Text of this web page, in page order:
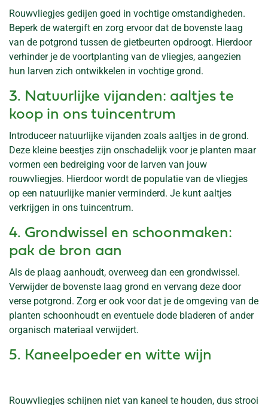
Rouwvliegjes gedijen goed in vochtige omstandigheden.
Beperk de watergift en zorg ervoor dat de bovenste laag
van de potgrond tussen de gietbeurten opdroogt. Hierdoor
verhinder je de voortplanting van de vliegjes, aangezien
hun larven zich ontwikkelen in vochtige grond.
3. Natuurlijke vijanden: aaltjes te
koop in ons tuincentrum
Introduceer natuurlijke vijanden zoals aaltjes in de grond.
Deze kleine beestjes zijn onschadelijk voor je planten maar
vormen een bedreiging voor de larven van jouw
rouwvliegjes. Hierdoor wordt de populatie van de vliegjes
op een natuurlijke manier verminderd. Je kunt aaltjes
verkrijgen in ons tuincentrum.
4. Grondwissel en schoonmaken:
pak de bron aan
Als de plaag aanhoudt, overweeg dan een grondwissel.
Verwijder de bovenste laag grond en vervang deze door
verse potgrond. Zorg er ook voor dat je de omgeving van de
planten schoonhoudt en eventuele dode bladeren of ander
organisch materiaal verwijdert.
5. Kaneelpoeder en witte wijn
Rouwvliegjes schijnen niet van kaneel te houden, dus strooi